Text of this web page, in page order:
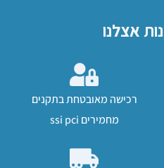
אצלנו
רכישה מאובטחת בתקנים
מחמירים ssi pci